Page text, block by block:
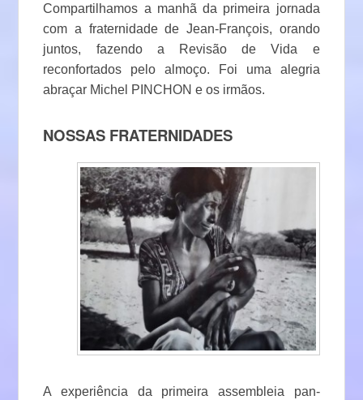
Compartilhamos a manhã da primeira jornada
com a fraternidade de Jean-François, orando
juntos, fazendo a Revisão de Vida e
reconfortados pelo almoço. Foi uma alegria
abraçar Michel PINCHON e os irmãos.
NOSSAS FRATERNIDADES
A experiência da primeira assembleia pan-